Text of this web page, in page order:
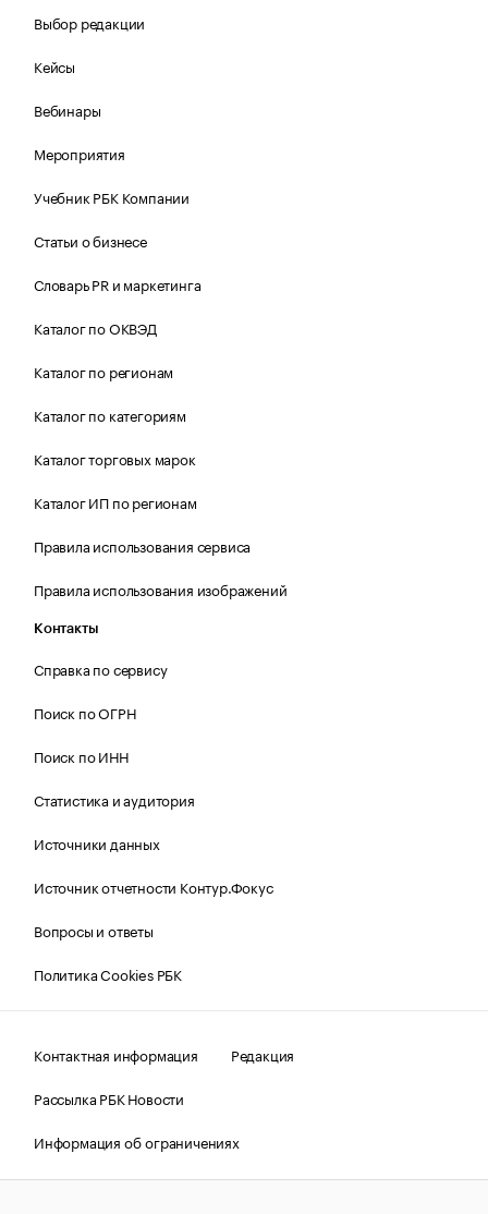
Выбор редакции
Кейсы
Вебинары
Мероприятия
Учебник РБК Компании
Статьи о бизнесе
Словарь PR и маркетинга
Каталог по ОКВЭД
Каталог по регионам
Каталог по категориям
Каталог торговых марок
Каталог ИП по регионам
Правила использования сервиса
Правила использования изображений
Контакты
Справка по сервису
Поиск по ОГРН
Поиск по ИНН
Статистика и аудитория
Источники данных
Источник отчетности Контур.Фокус
Вопросы и ответы
Политика Cookies РБК
Контактная информация
Редакция
Рассылка РБК Новости
Информация об ограничениях
Правовая информация
О соблюдении авторских прав